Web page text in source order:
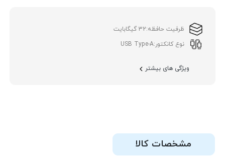
ظرفیت حافظه:32 گیگابایت
نوع کانکتور:USB Type-A
ویژگی های بیشتر
مشخصات کالا